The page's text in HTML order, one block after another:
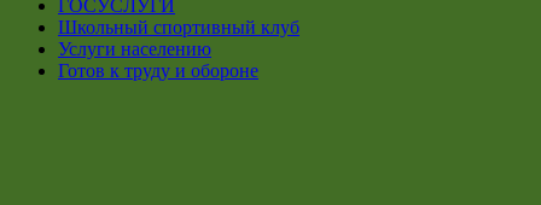
ГОСУСЛУГИ
Школьный спортивный клуб
Услуги населению
Готов к труду и обороне